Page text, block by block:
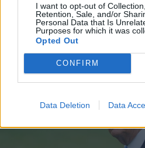
I want to opt-out of
Retention, Sale, and/or
Personal Data that Is
Purposes for which it was
Opted Out
CONFIRM
Data Deletion Data
boom del 20% dei
Titta Ferraro